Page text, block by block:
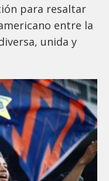
para resaltar
entre la
unida y